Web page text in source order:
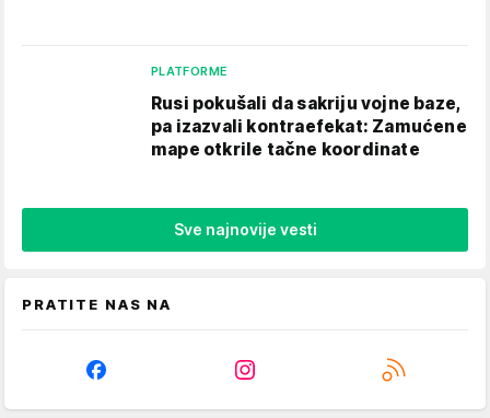
PLATFORME
Rusi pokušali da sakriju vojne baze,
pa izazvali kontraefekat: Zamućene
mape otkrile tačne koordinate
Sve najnovije vesti
PRATITE NAS NA